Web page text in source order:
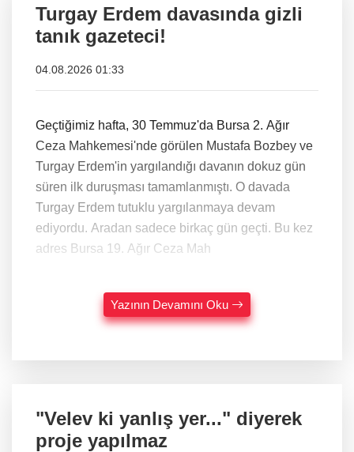
Turgay Erdem davasında gizli
tanık gazeteci!
04.08.2026 01:33
Geçtiğimiz hafta, 30 Temmuz'da Bursa 2. Ağır
Ceza Mahkemesi'nde görülen Mustafa Bozbey ve
Turgay Erdem'in yargılandığı davanın dokuz gün
süren ilk duruşması tamamlanmıştı. O davada
Turgay Erdem tutuklu yargılanmaya devam
ediyordu. Aradan sadece birkaç gün geçti. Bu kez
adres Bursa 19. Ağır Ceza Mah
Yazının Devamını Oku
"Velev ki yanlış yer..." diyerek
proje yapılmaz